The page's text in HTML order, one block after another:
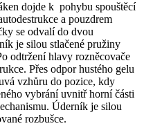
dojde k pohybu spouštěcí
a pouzdrem
se odvalí do dvou
je silou stlačené pružiny
odtržení hlavy rozněcovače
Přes odpor hustého gelu
vzhůru do pozice, kdy
vybrání uvnitř horní části
Úderník je silou
rozbušce.